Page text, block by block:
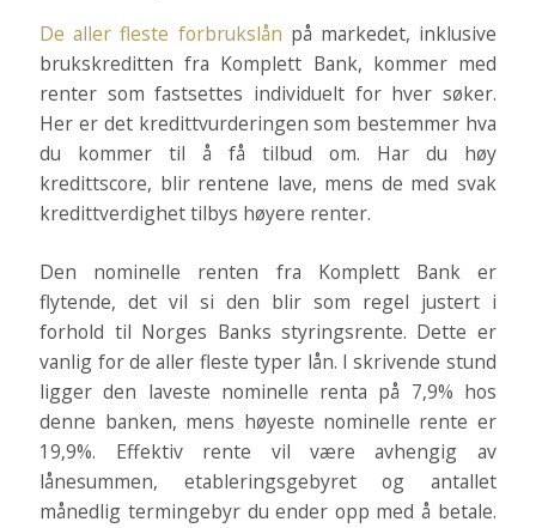
De aller fleste forbrukslån på markedet, inklusive
brukskreditten fra Komplett Bank, kommer med
renter som fastsettes individuelt for hver søker.
Her er det kredittvurderingen som bestemmer hva
du kommer til å få tilbud om. Har du høy
kredittscore, blir rentene lave, mens de med svak
kredittverdighet tilbys høyere renter.
Den nominelle renten fra Komplett Bank er
flytende, det vil si den blir som regel justert i
forhold til Norges Banks styringsrente. Dette er
vanlig for de aller fleste typer lån. I skrivende stund
ligger den laveste nominelle renta på 7,9% hos
denne banken, mens høyeste nominelle rente er
19,9%. Effektiv rente vil være avhengig av
lånesummen, etableringsgebyret og antallet
månedlig termingebyr du ender opp med å betale.